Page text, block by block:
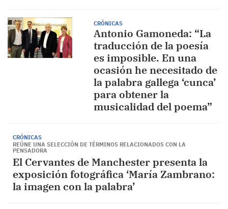
CRÓNICAS
Antonio Gamoneda: “La
traducción de la poesía
es imposible. En una
ocasión he necesitado de
la palabra gallega ‘cunca’
para obtener la
musicalidad del poema”
CRÓNICAS
REÚNE UNA SELECCIÓN DE TÉRMINOS RELACIONADOS CON LA
PENSADORA
El Cervantes de Manchester presenta la
exposición fotográfica ‘María Zambrano:
la imagen con la palabra’